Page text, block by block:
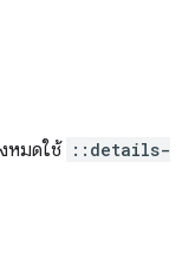
หมดใช้ ::details-